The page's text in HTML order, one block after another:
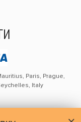
Paris, Prague,
Italy